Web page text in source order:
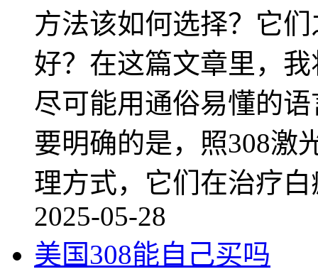
方法该如何选择？它
好？在这篇文章里，
尽可能用通俗易懂的
要明确的是，照308激
理方式，它们在治疗
2025-05-28
美国308能自己买吗